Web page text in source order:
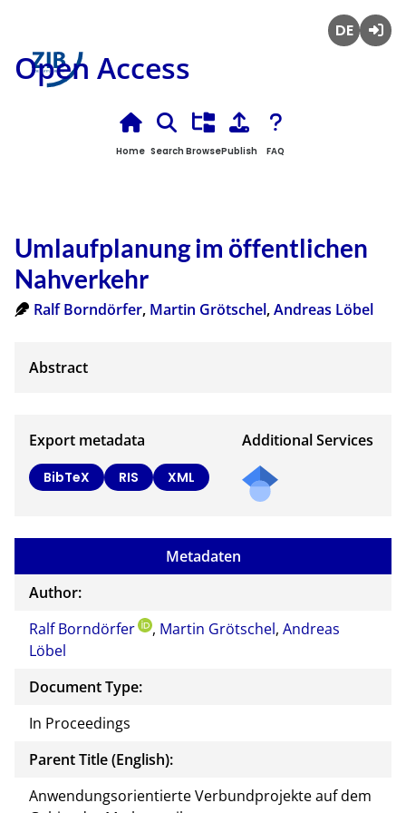
Open Access
Home Search BrowsePublish FAQ
Umlaufplanung im öffentlichen
Nahverkehr
Ralf Borndörfer, Martin Grötschel,Andreas Löbel
Export metadata
BibTeX RIS XML
Additional Services
Metadaten
Author:
Ralf Borndörfer
, Martin Grötschel, Andreas
Löbel
Document Type:
In Proceedings
Parent Title (English):
Anwendungsorientierte Verbundprojekte auf dem